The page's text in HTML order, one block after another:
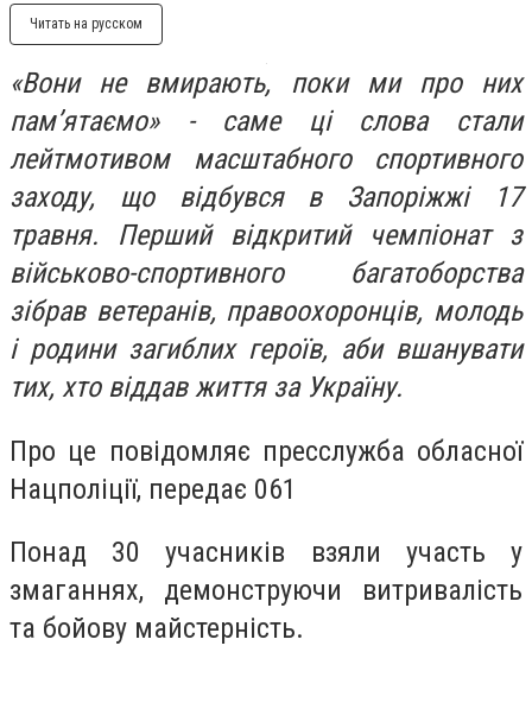
Читать на русском
«Вони не вмирають, поки ми про них
пам’ятаємо» - саме ці слова стали
лейтмотивом масштабного спортивного
заходу, що відбувся в Запоріжжі 17
травня. Перший відкритий чемпіонат з
військово-спортивного багатоборства
зібрав ветеранів, правоохоронців, молодь
і родини загиблих героїв, аби вшанувати
тих, хто віддав життя за Україну.
Про це повідомляє пресслужба обласної
Нацполіції, передає 061
Понад 30 учасників взяли участь у
змаганнях, демонструючи витривалість
та бойову майстерність.